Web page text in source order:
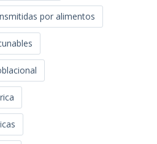
por alimentos